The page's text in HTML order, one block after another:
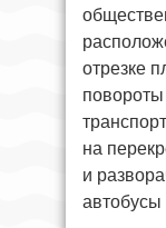
отрезке
на
и
автобусы